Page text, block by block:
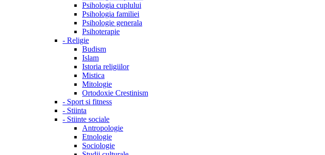
Psihologia cuplului
Psihologia familiei
Psihologie generala
Psihoterapie
- Religie
Budism
Islam
Istoria religiilor
Mistica
Mitologie
Ortodoxie Crestinism
- Sport si fitness
- Stiinta
- Stiinte sociale
Antropologie
Etnologie
Sociologie